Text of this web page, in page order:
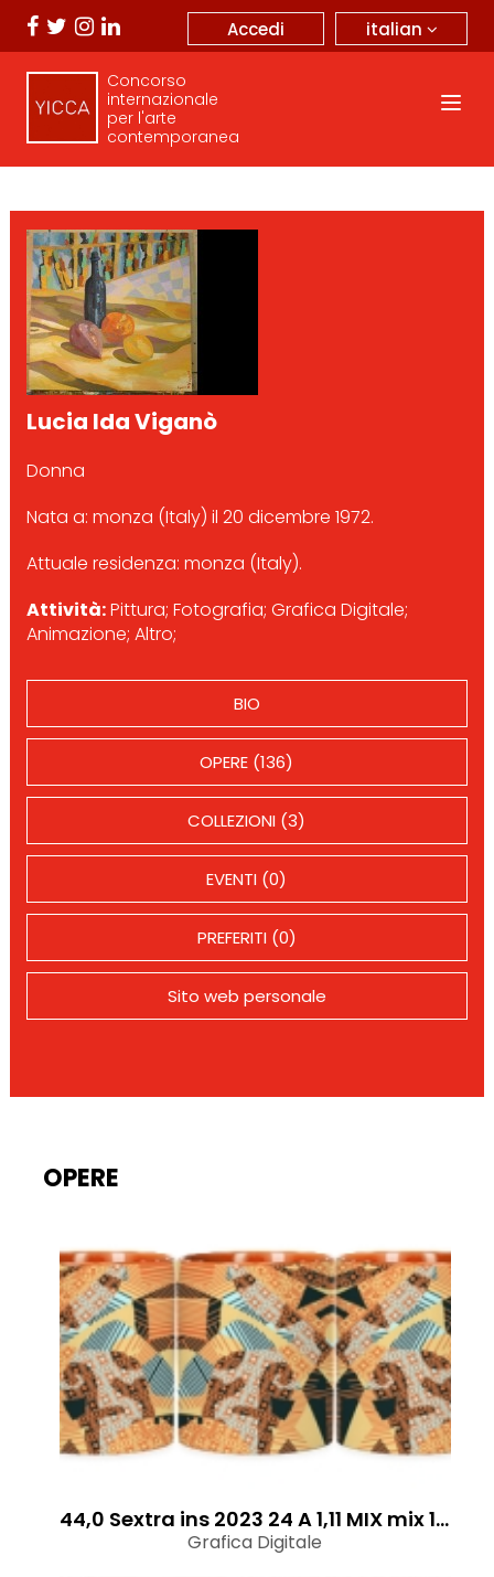
italian
Accedi
Concorso
internazionale
per l'arte
contemporanea
Lucia Ida Viganò
Donna
Nata a: monza (Italy) il 20 dicembre 1972.
Attuale residenza: monza (Italy).
Attività:Pittura; Fotografia; Grafica Digitale;
Animazione; Altro;
BIO
OPERE (136)
COLLEZIONI (3)
EVENTI (0)
PREFERITI (0)
Sito web personale
OPERE
44,0 Sextra ins 2023 24 A 1,11 MIX mix 1,2 TZ 1
Grafica Digitale